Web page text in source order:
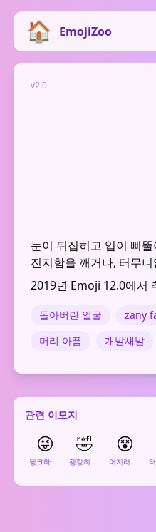
EmojiZoo
v2.0
눈이 뒤집히고 입이 삐
진지함을 깨거나, 터무
2019년 Emoji 12.0에서
돌아버린 얼굴 zany
머리 아픔
개발새발
관련 이모지
😜
윙크하며 혀 내밀기
🤣
굉장히 웃긴
😵
어지러운 얼굴